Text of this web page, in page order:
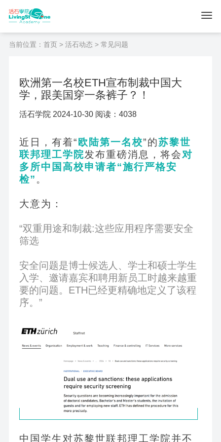
当前位置： 首页> 活石动态> 常见问题
欧洲第一名校ETH宣布制裁中国大
学，跟美国穿一条裤子？！
活石学院 2024-10-30 阅读：4038
近日，有着“ 欧陆第一名校”的苏黎世
联邦理工学院发布重磅消息，将会对
多所中国高校申请者“施行严格安
检” 。
大意为：
“双重用途和制裁:这些应用程序需要安全
筛选
安全问题是博士候选人、学士和硕士学生
入学、邀请嘉宾和聘用新员工时越来越重
要的问题。ETH已经更精确地定义了该程
序。”
中国学生对苏黎世联邦理工学院并不